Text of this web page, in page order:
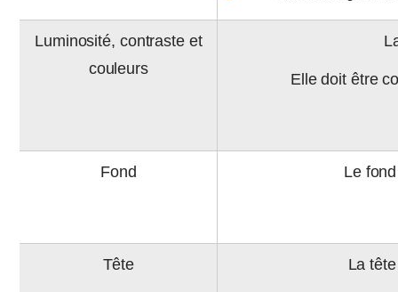
Luminosité, contraste et
couleurs
Elle doit être
Fond Le
Tête La